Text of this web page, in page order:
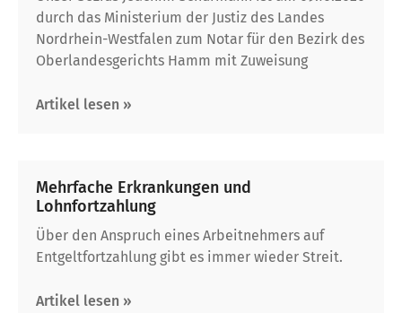
durch das Ministerium der Justiz des Landes
Nordrhein-Westfalen zum Notar für den Bezirk des
Oberlandesgerichts Hamm mit Zuweisung
Artikel lesen »
Mehrfache Erkrankungen und
Lohnfortzahlung
Über den Anspruch eines Arbeitnehmers auf
Entgeltfortzahlung gibt es immer wieder Streit.
Artikel lesen »